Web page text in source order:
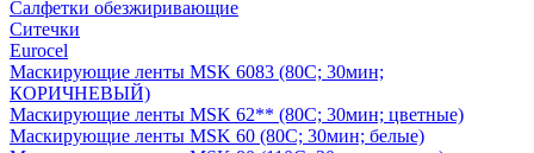
Салфетки обезжиривающие
Ситечки
Euroсel
Маскирующие ленты MSK 6083 (80С; 30мин;
КОРИЧНЕВЫЙ)
Маскирующие ленты MSK 62** (80С; 30мин; цветные)
Маскирующие ленты MSK 60 (80С; 30мин; белые)